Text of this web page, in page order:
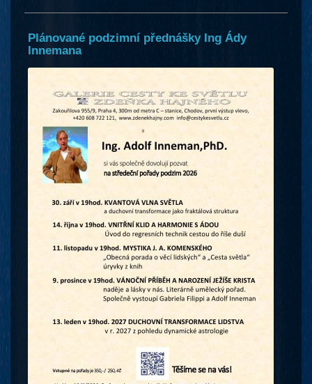
Plánované podzimní přednášky Ing Ády
Innemana